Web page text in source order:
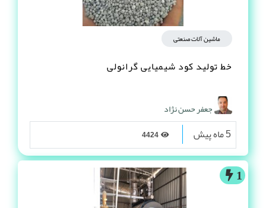
ماشین آلات صنعتی
خط تولید کود شیمیایی گرانولی
جعفر حسن نژاد
5 ماه پیش
1